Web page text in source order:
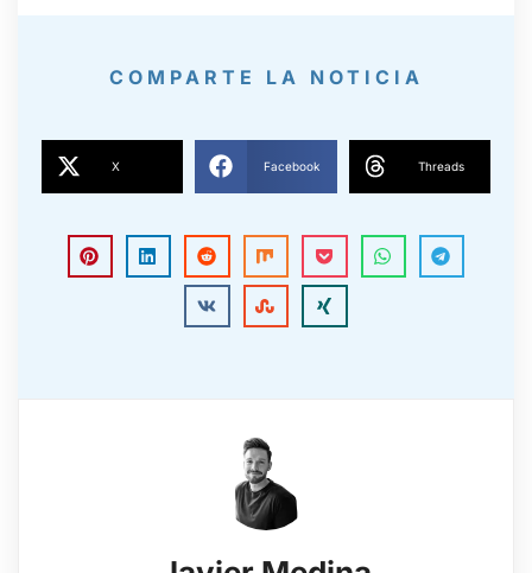
COMPARTE LA NOTICIA
X Facebook Threads